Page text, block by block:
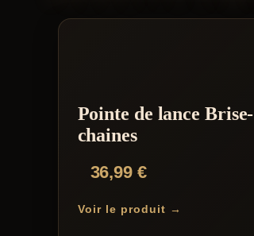
Pointe de lance Brise-
chaines
36,99 €
Voir le produit →